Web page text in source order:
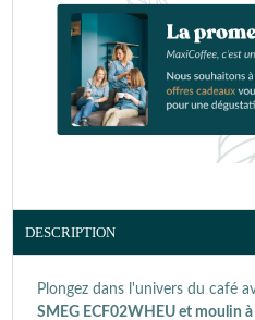
DESCRIPTION
Plongez dans l'univers du café
SMEG ECF02WHEU et moulin